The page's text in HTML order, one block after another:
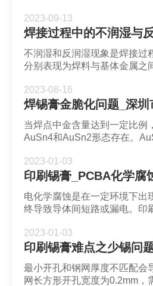
2023-09-13
不润湿和反润湿现象是焊接过
分别表现为焊料与基体金属之
2023-08-16
焊锡膏金脆化问题_深圳
当焊点中金含量达到一定比例
AuSn4和AuSn2形态存在。
验验证后，业内发现当焊料中
点老化后进行剪切呈现韧性断
2023-01-03
电化学腐蚀是在一定环境下出
终导致导体间短路或漏电。印
PCB焊盘形成反应。此外导电
导体间出现短路和漏电现象。
2023-01-03
印刷锡膏难点之少锡问
最小开孔和钢网厚度不匹配会
网长方形开孔宽度为0.2mm，